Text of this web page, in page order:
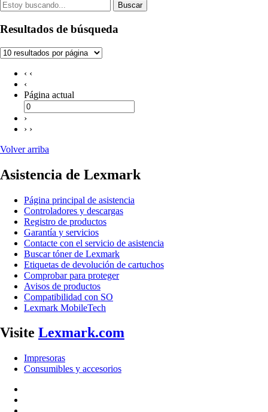
Buscar
Resultados de búsqueda
‹ ‹
‹
Página actual
›
› ›
Volver arriba
Asistencia de Lexmark
Página principal de asistencia
Controladores y descargas
Registro de productos
Garantía y servicios
Contacte con el servicio de asistencia
Buscar tóner de Lexmark
Etiquetas de devolución de cartuchos
Comprobar para proteger
Avisos de productos
Compatibilidad con SO
Lexmark MobileTech
Visite Lexmark.com
Impresoras
Consumibles y accesorios